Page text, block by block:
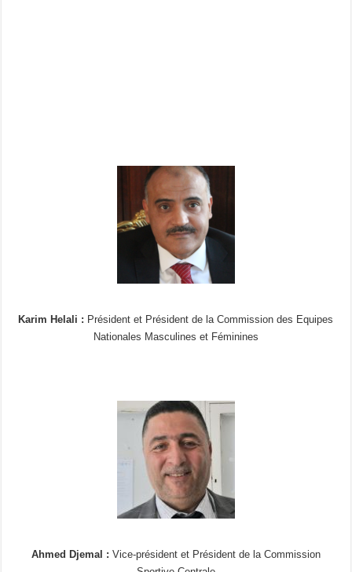
Karim Helali : Président et Président de la Commission des Equipes
Nationales Masculines et Féminines
Ahmed Djemal : Vice-président et Président de la Commission